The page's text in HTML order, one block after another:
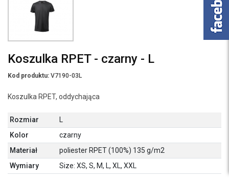
Koszulka RPET - czarny - L
Kod produktu: V7190-03L
Koszulka RPET, oddychająca
Rozmiar
L
Kolor
czarny
Materiał
poliester RPET (100%) 135 g/m2
Wymiary
Size: XS, S, M, L, XL, XXL